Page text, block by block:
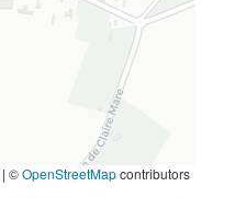
| ©OpenStreetMapcontributors